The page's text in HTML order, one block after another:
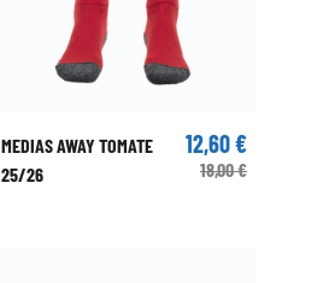
MEDIAS AWAY TOMATE
25/26
12,60 €
18,00 €